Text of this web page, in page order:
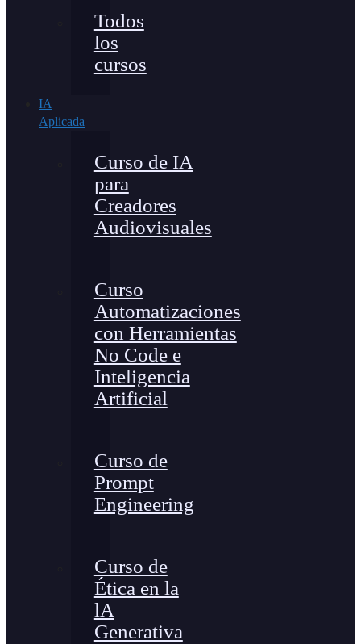
Todos
los
cursos
IA
Aplicada
Curso de IA
para
Creadores
Audiovisuales
Curso
Automatizaciones
con Herramientas
No Code e
Inteligencia
Artificial
Curso de
Prompt
Engineering
Curso de
Ética en la
lA
Generativa